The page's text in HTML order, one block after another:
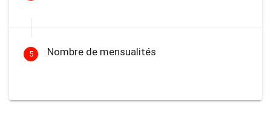
5 Nombre de mensualités